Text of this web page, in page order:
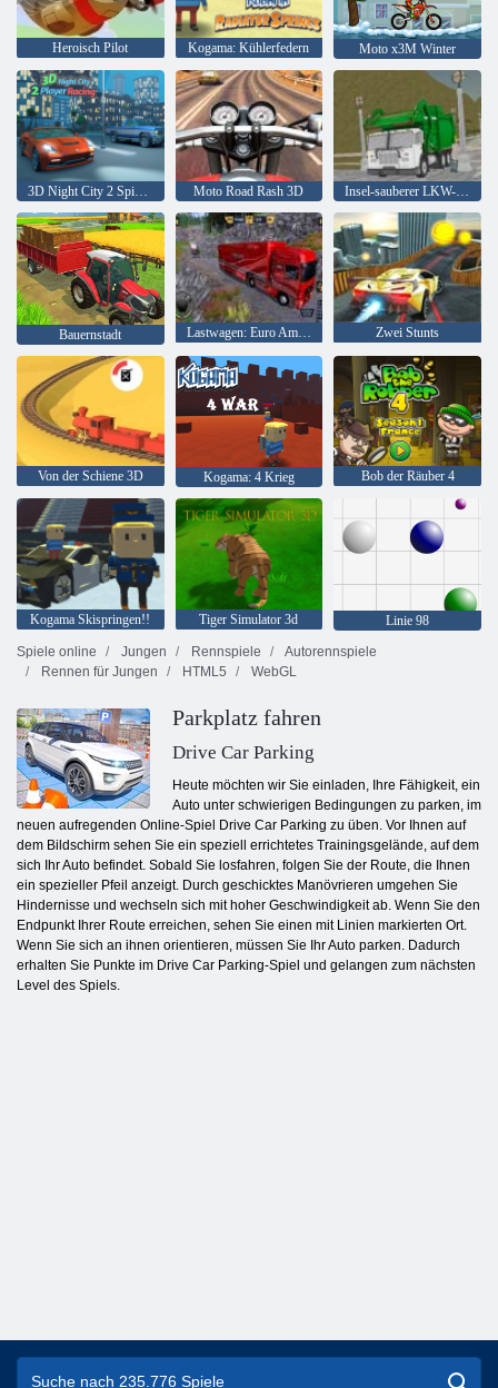
Heroisch Pilot Kogama: Kühlerfedern Moto x3M Winter
3D Night City 2 Spielerrennen Moto Road Rash 3D Insel-sauberer LKW-Abfall Sim
Bauernstadt Lastwagen: Euro American Tour Zwei Stunts
Von der Schiene 3D Kogama: 4 Krieg Bob der Räuber 4
Kogama Skispringen!! Tiger Simulator 3d
Linie 98
Spiele online
Jungen Rennspiele
Autorennspiele
Rennen für Jungen
HTML5 WebGL
Parkplatz fahren
Drive Car Parking
Heute möchten wir Sie einladen, Ihre Fähigkeit, ein
Auto unter schwierigen Bedingungen zu parken, im
neuen aufregenden Online-Spiel Drive Car Parking zu üben. Vor Ihnen auf
dem Bildschirm sehen Sie ein speziell errichtetes Trainingsgelände, auf dem
sich Ihr Auto befindet. Sobald Sie losfahren, folgen Sie der Route, die Ihnen
ein spezieller Pfeil anzeigt. Durch geschicktes Manövrieren umgehen Sie
Hindernisse und wechseln sich mit hoher Geschwindigkeit ab. Wenn Sie den
Endpunkt Ihrer Route erreichen, sehen Sie einen mit Linien markierten Ort.
Wenn Sie sich an ihnen orientieren, müssen Sie Ihr Auto parken. Dadurch
erhalten Sie Punkte im Drive Car Parking-Spiel und gelangen zum nächsten
Level des Spiels.